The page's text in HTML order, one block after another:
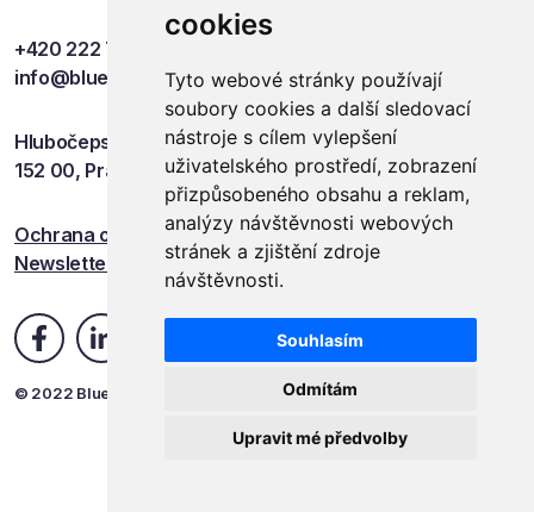
cookies
Tyto webové stránky používají
soubory cookies a další sledovací
nástroje s cílem vylepšení
uživatelského prostředí, zobrazení
přizpůsobeného obsahu a reklam,
analýzy návštěvnosti webových
stránek a zjištění zdroje
návštěvnosti.
Souhlasím
Odmítám
Upravit mé předvolby
+420 222 749 841
info@blueevents.eu
Hlubočepská 701/38c
152 00, Praha 5
Ochrana osobních údajů
Newsletter
© 2022 Blue Events